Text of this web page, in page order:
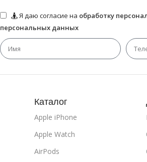
Я даю согласие на обработку
персональных данных
Каталог
Apple iPhone
Apple Watch
AirPods